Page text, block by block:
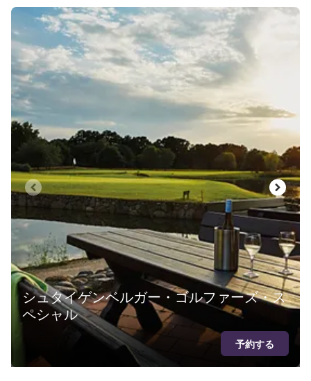
スライド1 5
シュタイゲンベルガー・ゴルファーズ・ス
ペシャル
予約する